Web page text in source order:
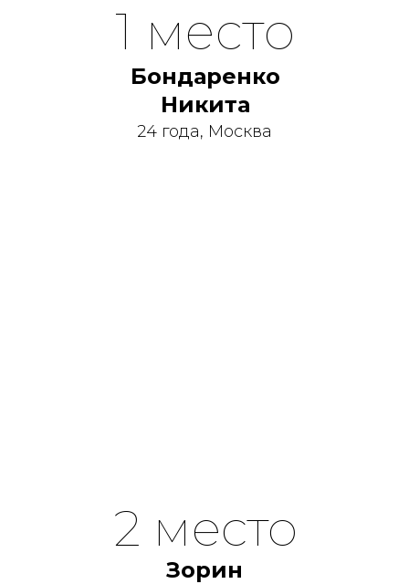
Бондаренко
Никита
24 года, Москва
1 место
Зорин
2 место